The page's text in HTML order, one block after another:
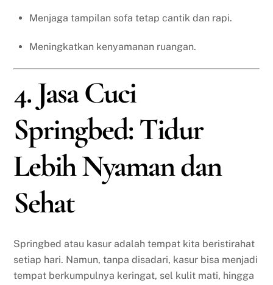
Menjaga tampilan sofa tetap cantik dan rapi.
Meningkatkan kenyamanan ruangan.
4. Jasa Cuci
Springbed: Tidur
Lebih Nyaman dan
Sehat
Springbed atau kasur adalah tempat kita beristirahat
setiap hari. Namun, tanpa disadari, kasur bisa menjadi
tempat berkumpulnya keringat, sel kulit mati, hingga